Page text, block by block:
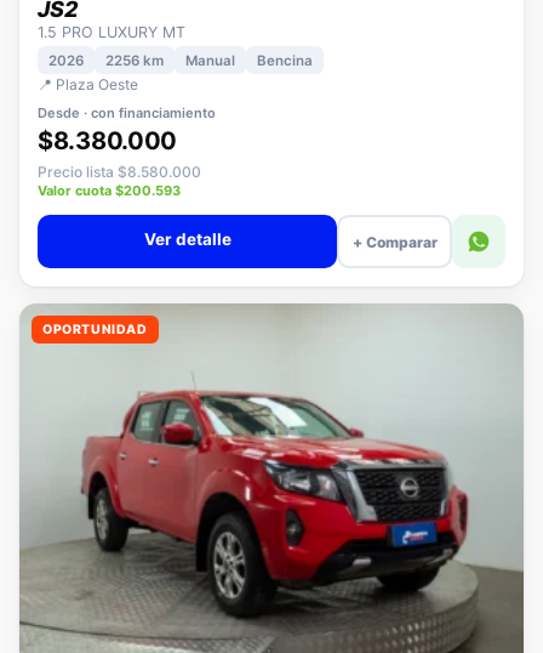
JAC
JS2
1.5 PRO LUXURY MT
2026 2256 km
📍 Plaza Oeste
Desde · con financiamiento
$8.380.000
Precio lista $8.580.000
Valor cuota $200.593
+ Comparar